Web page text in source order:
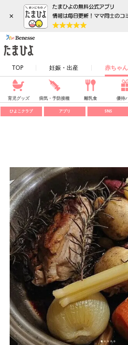
×
TOP 妊娠・出産 赤ちゃ
育児グッズ 病気・予防接種 離乳食 優待
ひよこクラブ アプリ SNS